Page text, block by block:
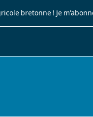
bretonne ! Je